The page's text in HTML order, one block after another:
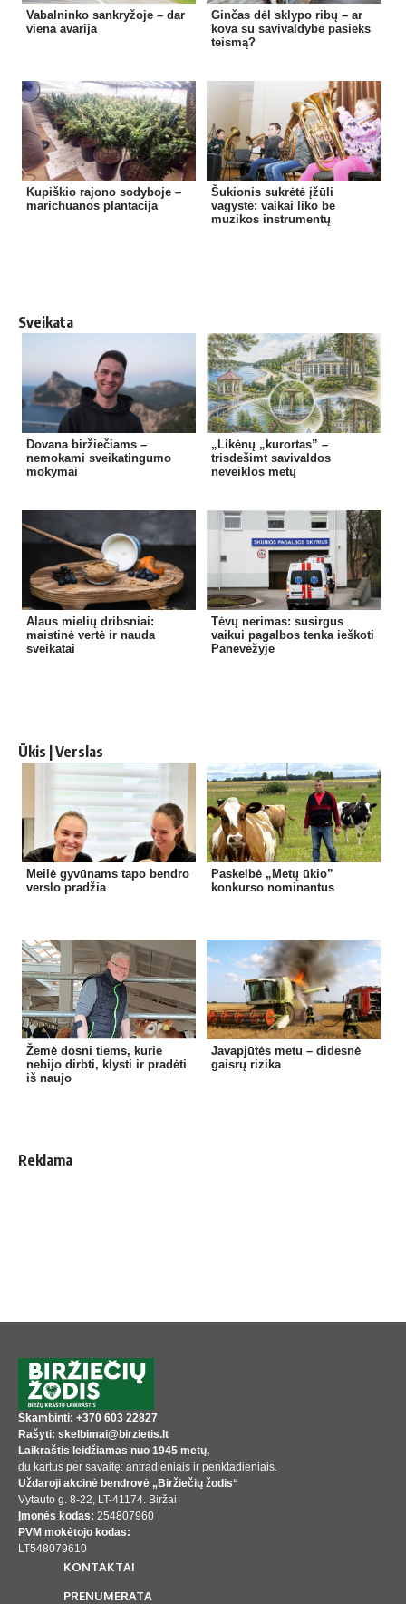
Vabalninko sankryžoje – dar
viena avarija
Ginčas dėl sklypo ribų – ar
kova su savivaldybe pasieks
teismą?
Kupiškio rajono sodyboje –
marichuanos plantacija
Šukionis sukrėtė įžūli
vagystė: vaikai liko be
muzikos instrumentų
Sveikata
Dovana biržiečiams –
nemokami sveikatingumo
mokymai
„Likėnų „kurortas” –
trisdešimt savivaldos
neveiklos metų
Alaus mielių dribsniai:
maistinė vertė ir nauda
sveikatai
Tėvų nerimas: susirgus
vaikui pagalbos tenka ieškoti
Panevėžyje
Ūkis | Verslas
Meilė gyvūnams tapo bendro
verslo pradžia
Paskelbė „Metų ūkio”
konkurso nominantus
Žemė dosni tiems, kurie
nebijo dirbti, klysti ir pradėti
iš naujo
Javapjūtės metu – didesnė
gaisrų rizika
Reklama
Skambinti: +370 603 22827
Rašyti: skelbimai@birzietis.lt
Laikraštis leidžiamas nuo 1945 metų,
du kartus per savaitę: antradieniais ir penktadieniais.
Uždaroji akcinė bendrovė „Biržiečių žodis“
Vytauto g. 8-22, LT-41174. Biržai
Įmonės kodas: 254807960
PVM mokėtojo kodas:
LT548079610
KONTAKTAI
PRENUMERATA